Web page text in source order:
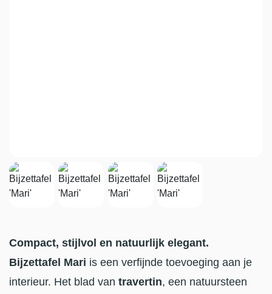
Compact, stijlvol en natuurlijk elegant.
Bijzettafel Mari is een verfijnde toevoeging aan je
interieur. Het blad van travertin, een natuursteen